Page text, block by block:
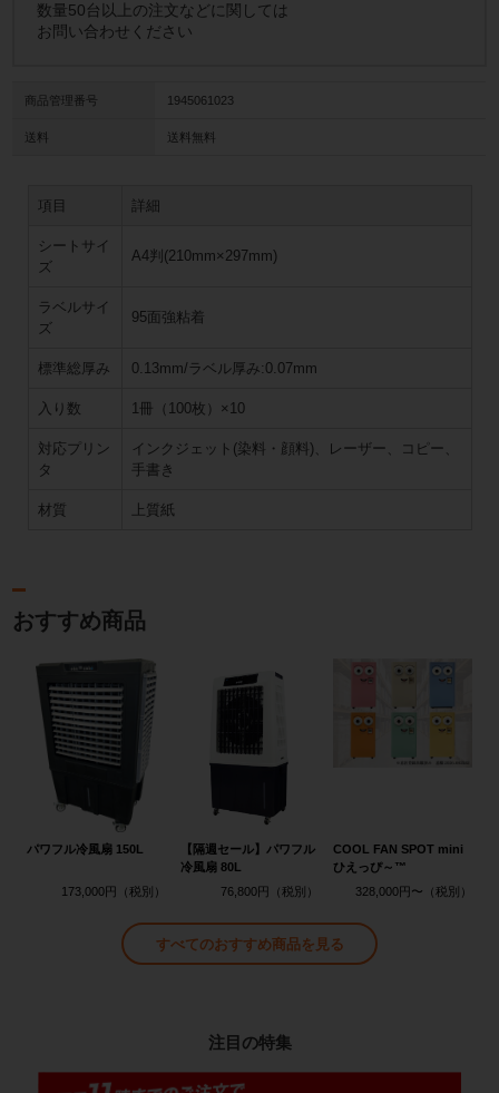
数量50台以上の注文などに関しては
お問い合わせください
商品管理番号 1945061023
送料 送料無料
項目 詳細
シートサイ
ズ
A4判(210mm×297mm)
ラベルサイ
ズ
95面強粘着
標準総厚み 0.13mm/ラベル厚み:0.07mm
入り数 1冊（100枚）×10
対応プリン
タ
インクジェット(染料・顔料)、レーザー、コピー、
手書き
材質 上質紙
おすすめ商品
パワフル冷風扇 150L
173,000円
【隔週セール】パワフル
冷風扇 80L
76,800円
COOL FAN SPOT mini
ひえっぴ～™
328,000円〜
すべてのおすすめ商品を見る
注目の特集